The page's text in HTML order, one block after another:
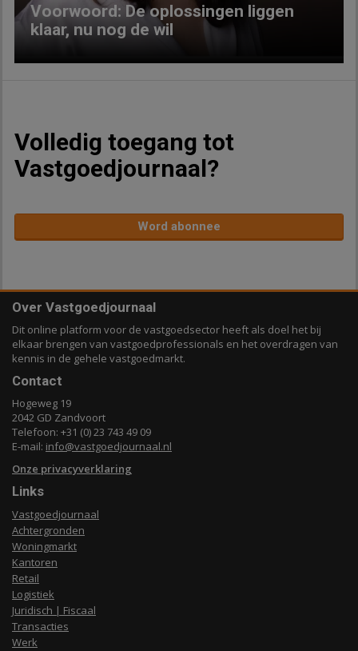
Voorwoord: De oplossingen liggen
klaar, nu nog de wil
Volledig toegang tot
Vastgoedjournaal?
Word abonnee
Over Vastgoedjournaal
Dit online platform voor de vastgoedsector heeft als doel het bij
elkaar brengen van vastgoedprofessionals en het overdragen van
kennis in de gehele vastgoedmarkt.
Contact
Hogeweg 19
2042 GD Zandvoort
Telefoon: +31 (0) 23 743 49 09
E-mail: info@vastgoedjournaal.nl
Onze privacyverklaring
Links
Vastgoedjournaal
Achtergronden
Woningmarkt
Kantoren
Retail
Logistiek
Juridisch | Fiscaal
Transacties
Werk